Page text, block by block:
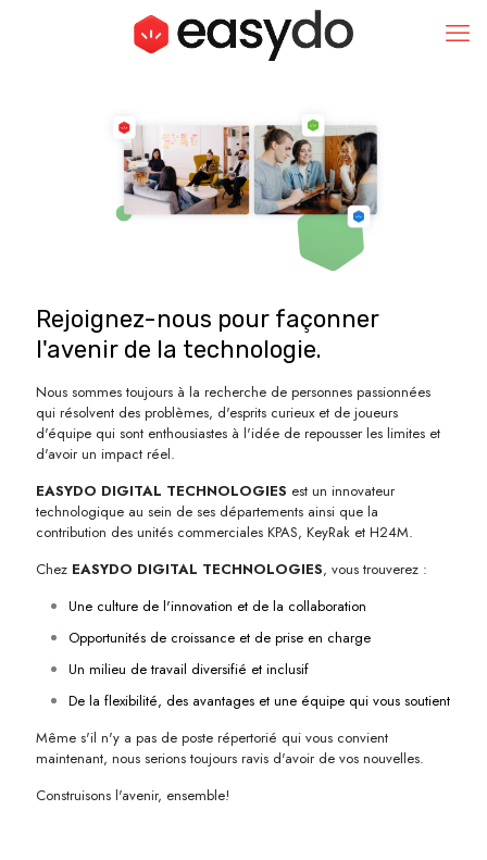
Rejoignez-nous pour façonner
l'avenir de la technologie.
Nous sommes toujours à la recherche de personnes passionnées
qui résolvent des problèmes, d'esprits curieux et de joueurs
d'équipe qui sont enthousiastes à l'idée de repousser les limites et
d'avoir un impact réel.
EASYDO DIGITAL TECHNOLOGIES est un innovateur
technologique au sein de ses départements ainsi que la
contribution des unités commerciales KPAS, KeyRak et H24M.
Chez EASYDO DIGITAL TECHNOLOGIES, vous trouverez :
Une culture de l'innovation et de la collaboration
Opportunités de croissance et de prise en charge
Un milieu de travail diversifié et inclusif
De la flexibilité, des avantages et une équipe qui vous soutient
Même s'il n'y a pas de poste répertorié qui vous convient
maintenant, nous serions toujours ravis d'avoir de vos nouvelles.
Construisons l'avenir, ensemble!